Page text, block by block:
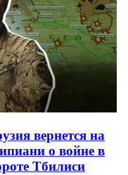
вернется на
о войне в
Тбилиси